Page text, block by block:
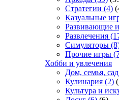
Стратегии (4)
Казуальные
Развивающие
Развлечения
Симуляторы
Прочие игры
Хобби и увлечения
Дом, семья,
Кулинария (2)
Культура и